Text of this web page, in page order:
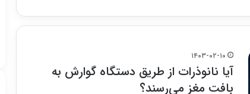
۱۴۰۳-۰۲-۱۰
آیا نانوذرات از طریق دستگاه گوارش به
بافت مغز می‌رسند؟